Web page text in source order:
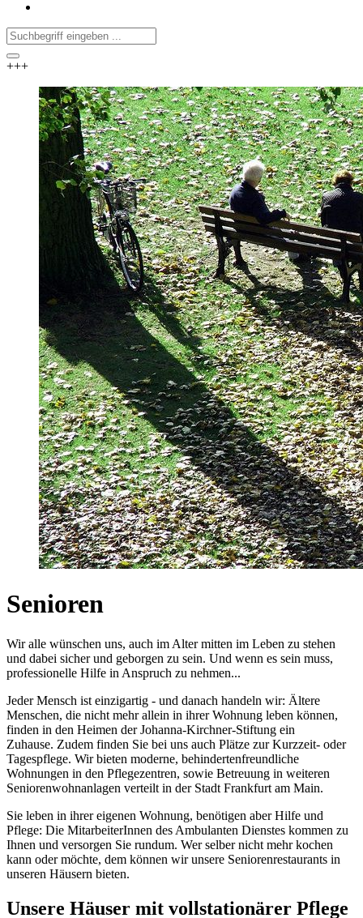
+++
Senioren
Wir alle wünschen uns, auch im Alter mitten im Leben zu stehen
und dabei sicher und geborgen zu sein. Und wenn es sein muss,
professionelle Hilfe in Anspruch zu nehmen...
Jeder Mensch ist einzigartig - und danach handeln wir: Ältere
Menschen, die nicht mehr allein in ihrer Wohnung leben können,
finden in den Heimen der Johanna-Kirchner-Stiftung ein
Zuhause. Zudem finden Sie bei uns auch Plätze zur Kurzzeit- oder
Tagespflege. Wir bieten moderne, behindertenfreundliche
Wohnungen in den Pflegezentren, sowie Betreuung in weiteren
Seniorenwohnanlagen verteilt in der Stadt Frankfurt am Main.
Sie leben in ihrer eigenen Wohnung, benötigen aber Hilfe und
Pflege: Die MitarbeiterInnen des Ambulanten Dienstes kommen zu
Ihnen und versorgen Sie rundum. Wer selber nicht mehr kochen
kann oder möchte, dem können wir unsere Seniorenrestaurants in
unseren Häusern bieten.
Unsere Häuser mit vollstationärer Pflege